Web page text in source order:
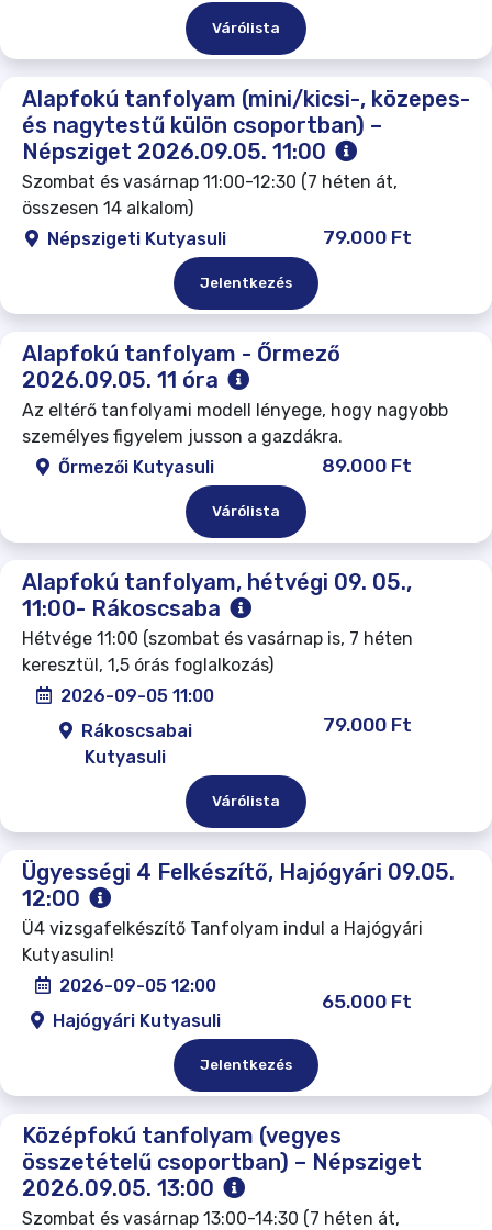
Várólista
Alapfokú tanfolyam (mini/kicsi-, közepes-
és nagytestű külön csoportban) –
Népsziget 2026.09.05. 11:00
Szombat és vasárnap 11:00-12:30 (7 héten át,
összesen 14 alkalom)
Népszigeti Kutyasuli
79.000 Ft
Jelentkezés
Alapfokú tanfolyam - Őrmező
2026.09.05. 11 óra
Az eltérő tanfolyami modell lényege, hogy nagyobb
személyes figyelem jusson a gazdákra.
Őrmezői Kutyasuli
89.000 Ft
Várólista
Alapfokú tanfolyam, hétvégi 09. 05.,
11:00- Rákoscsaba
Hétvége 11:00 (szombat és vasárnap is, 7 héten
keresztül, 1,5 órás foglalkozás)
2026-09-05 11:00
Rákoscsabai
Kutyasuli
79.000 Ft
Várólista
Ügyességi 4 Felkészítő, Hajógyári 09.05.
12:00
Ü4 vizsgafelkészítő Tanfolyam indul a Hajógyári
Kutyasulin!
2026-09-05 12:00
Hajógyári Kutyasuli
65.000 Ft
Jelentkezés
Középfokú tanfolyam (vegyes
összetételű csoportban) – Népsziget
2026.09.05. 13:00
Szombat és vasárnap 13:00-14:30 (7 héten át,